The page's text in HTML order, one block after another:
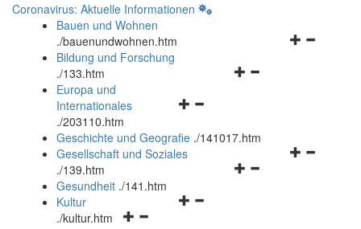
Coronavirus: Aktuelle Informationen
Bauen und Wohnen
./bauenundwohnen.htm
Navigationsmenü
Bildung und Forschung
./133.htm
Navigationsmenü
und
schließen
Europa und
Internationales
./203110.htm
Geschichte und Geografie ./141017.htm
Navigationsmenü
Gesellschaft und Soziales
./139.htm
Navigationsmenü
Gesundheit ./141.htm
Navigationsmenü
Kultur
./kultur.htm